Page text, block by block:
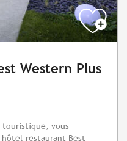
Western Plus
touristique, vous
restaurant Best